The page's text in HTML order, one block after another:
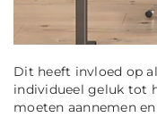
Dit heeft invloed op
individueel geluk tot
moeten aannemen